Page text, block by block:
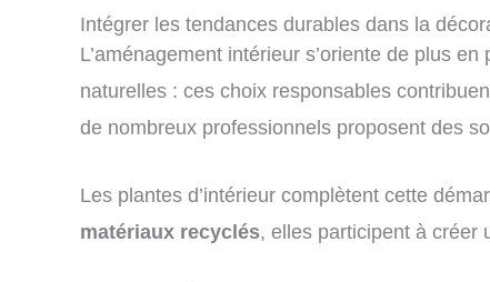
Intégrer les tendances durables dans la
L’aménagement intérieur s’oriente de plus en
naturelles : ces choix responsables
de nombreux professionnels proposent des
Les plantes d’intérieur complètent cette
matériaux recyclés, elles participent à créer